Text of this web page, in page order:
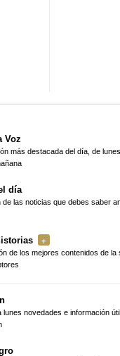
Voz
más destacada del día, de
día
de las noticias que debes saber
de los mejores contenidos de la
lunes novedades e información